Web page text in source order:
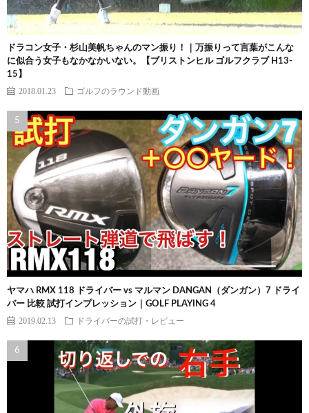
ドラコン女子・杉山美帆ちゃんのマン振り！｜万振りって言葉がこんな
に似合う女子もなかなかいない。【ブリストンヒル ゴルフクラブ H13-
15】
2018.01.23 ゴルフのラウンド動画
ヤマハ RMX 118 ドライバー vs マルマン DANGAN（ダンガン）7 ドライ
バー 比較 試打インプレッション｜GOLF PLAYING 4
2019.02.13 ドライバーの試打・レビュー